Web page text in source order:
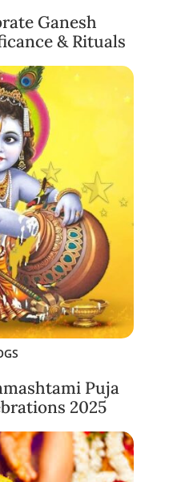
Ganesh
& Rituals
Puja
2025